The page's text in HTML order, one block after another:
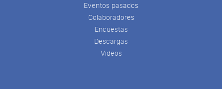
Eventos pasados
Colaboradores
Encuestas
Descargas
Videos